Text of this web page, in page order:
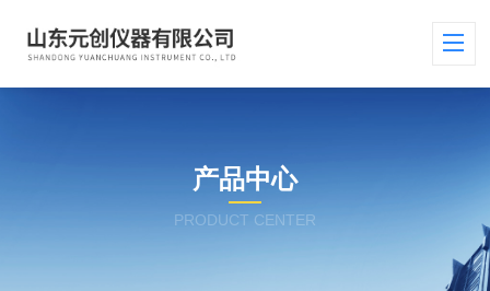
产品中心
PRODUCT CENTER